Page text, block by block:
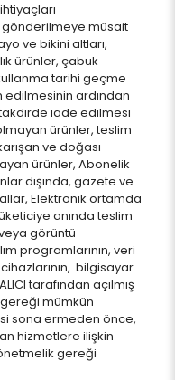
müsait
ve bikini altları,
ürünler, çabuk
tarihi geçme
edilmesinin ardından
takdirde iade edilmesi
ürünler, teslim
ve doğası
ürünler, Abonelik
dışında, gazete ve
Elektronik ortamda
anında teslim
görüntü
programlarının, veri
bilgisayar
tarafından açılmış
mümkün
sona ermeden önce,
hizmetlere ilişkin
gereği